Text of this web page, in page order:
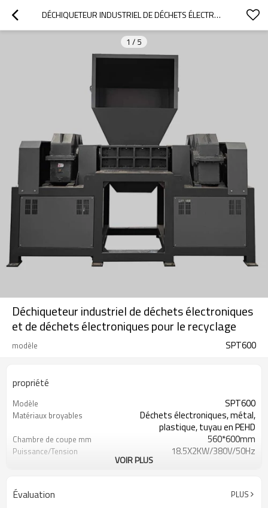
DÉCHIQUETEUR INDUSTRIEL DE DÉCHETS ÉLECTRONIQUES ET DE DÉCHETS ÉLECTRONIQUES POUR LE RECYCLAGE
1 / 5
Déchiqueteur industriel de déchets électroniques
et de déchets électroniques pour le recyclage
modèle SPT600
propriété
Modèle SPT600
Matériaux broyables
Déchets électroniques, métal,
plastique, tuyau en PEHD
Chambre de coupe mm 560*600mm
Puissance/Tension 18.5X2KW/380V/50Hz
VOIR PLUS
Évaluation PLUS